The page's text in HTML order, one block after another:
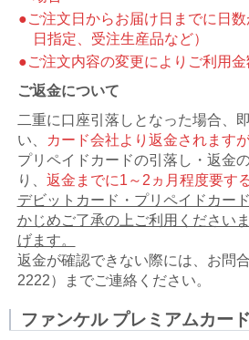
●ご注文日からお届け日までに日
日指定、受注生産品など）
●ご注文内容の変更によりご利用
ご返金について
二重に口座引落しとなった場合、
い、
カード会社より返金されますが
プリペイドカードの引落し・返金
り、 返金までに1～2ヵ月程度要す
デビットカード・プリペイドカー
かじめご了承の上ご利用ください
げます。
返金が確認できない際には、お問
2222）までご連絡ください。
ファンケル プレミアムカード